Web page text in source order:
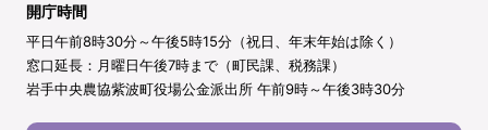
開庁時間
平日午前8時30分～午後5時15分（祝日、年末年始は除く）
窓口延長：月曜日午後7時まで（町民課、税務課）
岩手中央農協紫波町役場公金派出所 午前9時～午後3時30分